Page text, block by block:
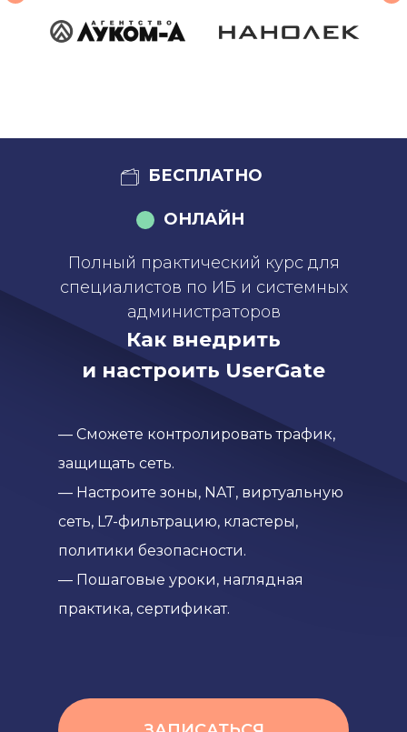
— Сможете контролировать трафик,
защищать сеть.
— Настроите зоны, NAT, виртуальную
сеть, L7-фильтрацию, кластеры,
политики безопасности.
— Пошаговые уроки, наглядная
практика, сертификат.
Полный практический курс для
специалистов по ИБ и системных
администраторов
Как внедрить
и настроить UserGate
БЕСПЛАТНО
ОНЛАЙН